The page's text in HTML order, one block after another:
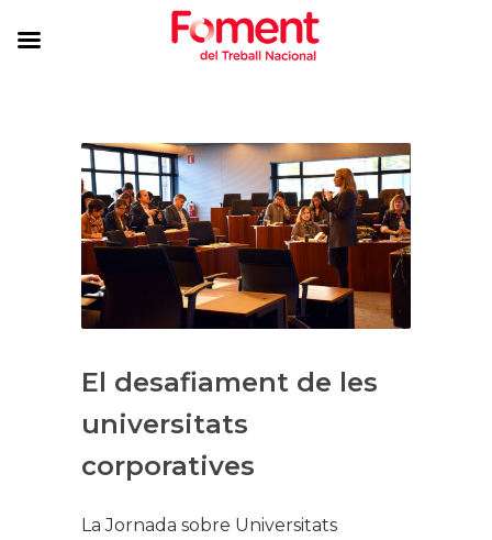
El desafiament de les
universitats
corporatives
La Jornada sobre Universitats